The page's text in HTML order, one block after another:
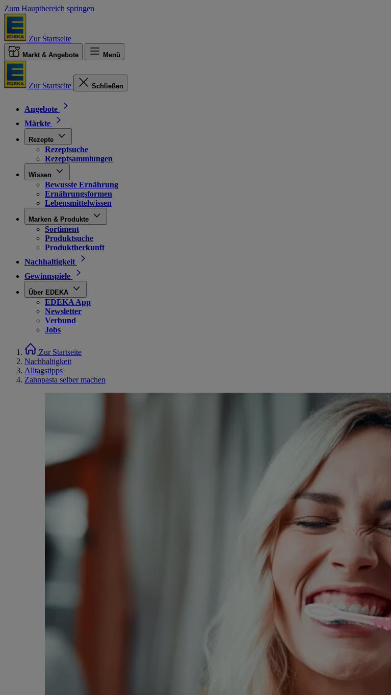
Zum Hauptbereich springen
Zur Startseite
Markt & Angebote Menü
Zur Startseite Schließen
Angebote
Märkte
Rezepte
Rezeptsuche
Rezeptsammlungen
Wissen
Bewusste Ernährung
Ernährungsformen
Lebensmittelwissen
Marken & Produkte
Sortiment
Produktsuche
Produktherkunft
Nachhaltigkeit
Gewinnspiele
Über EDEKA
EDEKA App
Newsletter
Verbund
Jobs
Zur Startseite
Nachhaltigkeit
Alltagstipps
Zahnpasta selber machen